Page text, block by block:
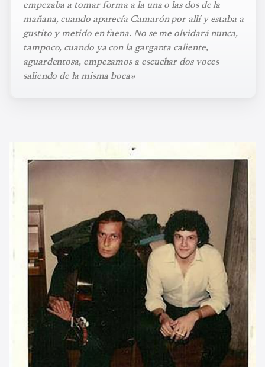
empezaba a tomar forma a la una o las dos de la
mañana, cuando aparecía Camarón por allí y estaba a
gustito y metido en faena. No se me olvidará nunca,
tampoco, cuando ya con la garganta caliente,
aguardentosa, empezamos a escuchar dos voces
saliendo de la misma boca»